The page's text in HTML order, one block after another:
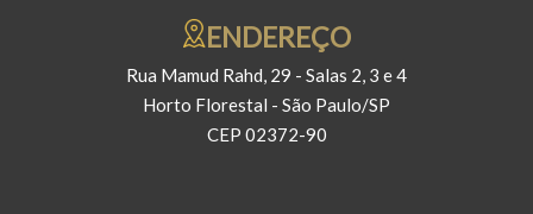
ENDEREÇO
Rua Mamud Rahd, 29 - Salas 2, 3 e 4
Horto Florestal - São Paulo/SP
CEP 02372-90